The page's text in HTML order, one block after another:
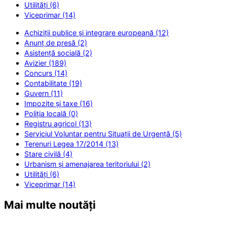
Utilități (6)
Viceprimar (14)
Achiziții publice și integrare europeană (12)
Anunț de presă (2)
Asistență socială (2)
Avizier (189)
Concurs (14)
Contabilitate (19)
Guvern (11)
Impozite și taxe (16)
Poliția locală (0)
Registru agricol (13)
Serviciul Voluntar pentru Situații de Urgență (5)
Terenuri Legea 17/2014 (13)
Stare civilă (4)
Urbanism și amenajarea teritoriului (2)
Utilități (6)
Viceprimar (14)
Mai multe noutăți